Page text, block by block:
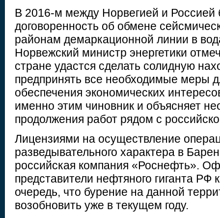
В 2016-м между Норвегией и Россией
договоренность об обмене
районам демаркационной линии в
Норвежский министр энергетики
стране удастся сделать солидную
предпринять все необходимые меры
обеспечения экономических
именно этим чиновник и объясняет
продолжения работ рядом с
Лицензиями на осуществление
разведывательного характера в
российская компания «Роснефть».
представители нефтяного гиганта РФ
очередь, что бурение на данной
возобновить уже в текущем году.